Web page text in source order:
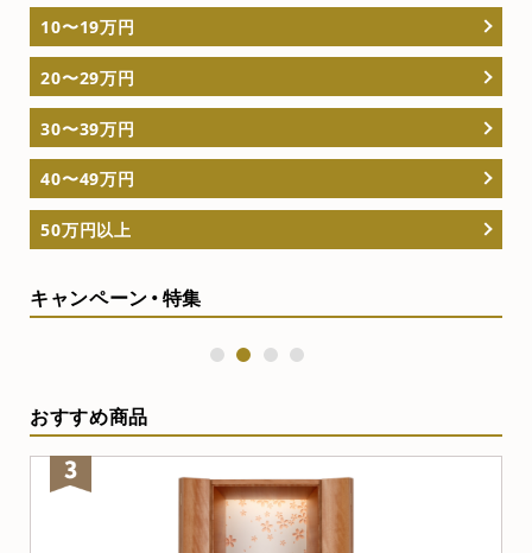
10〜19万円
20〜29万円
30〜39万円
40〜49万円
50万円以上
キャンペーン・特集
3
おすすめ商品